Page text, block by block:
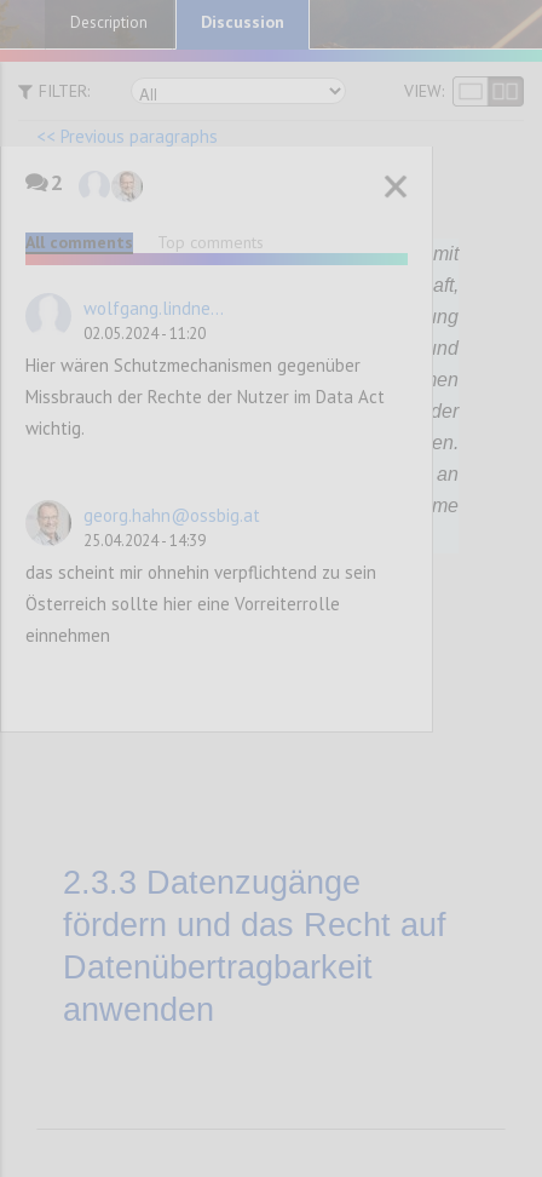
Description Discussion
FILTER: VIEW:
<< Previous paragraphs
Die Bundesregierung wird gemeinsam mit
Akteuren aus der Verwaltung, Wirtschaft,
Forschung und Gesellschaft auf die Schaffung
von Datenräumen in Österreich hinwirken und
entsprechende Foren für den gemeinsamen
Austausch zur Weiterentwicklung der
österreichischen Datenökonomie einrichten.
Darüber hinaus ist die aktive Mitwirkung an
der Gestaltung der EU-weiten Datenräume
ein zentrales Anliegen.
2.3.3 Datenzugänge
fördern und das Recht auf
Datenübertragbarkeit
anwenden
2
All comments Top comments
wolfgang.lindne...
02.05.2024 - 11:20
Hier wären Schutzmechanismen gegenüber
Missbrauch der Rechte der Nutzer im Data Act
wichtig.
georg.hahn@ossbig.at
25.04.2024 - 14:39
das scheint mir ohnehin verpflichtend zu sein
Österreich sollte hier eine Vorreiterrolle
einnehmen